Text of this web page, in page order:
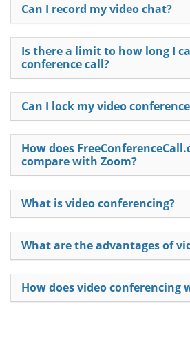
Can I record my video chat?
Is there a limit to how long I
conference call?
Can I lock my video
How does
compare with Zoom?
What is video conferencing?
What are the advantages of
How does video conferencing